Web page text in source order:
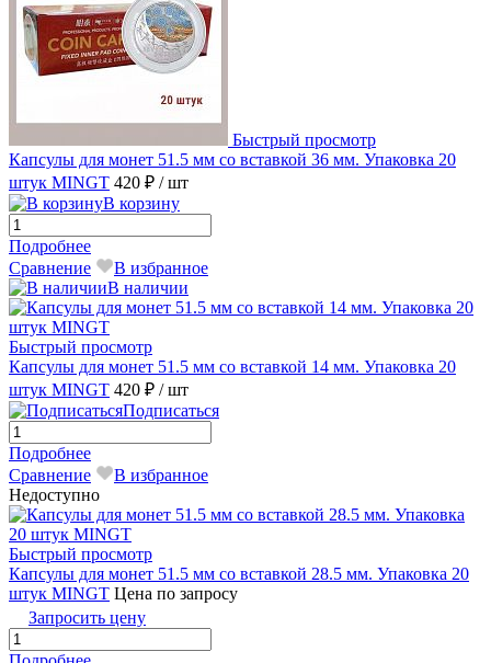
Быстрый просмотр
Капсулы для монет 51.5 мм со вставкой 36 мм. Упаковка 20
штук MINGТ 420 ₽ / шт
В корзину
Подробнее
Сравнение
В избранное
В наличии
Быстрый просмотр
Капсулы для монет 51.5 мм со вставкой 14 мм. Упаковка 20
штук MINGT 420 ₽ / шт
Подписаться
Подробнее
Сравнение
В избранное
Недоступно
Быстрый просмотр
Капсулы для монет 51.5 мм со вставкой 28.5 мм. Упаковка 20
штук MINGT Цена по запросу
Запросить цену